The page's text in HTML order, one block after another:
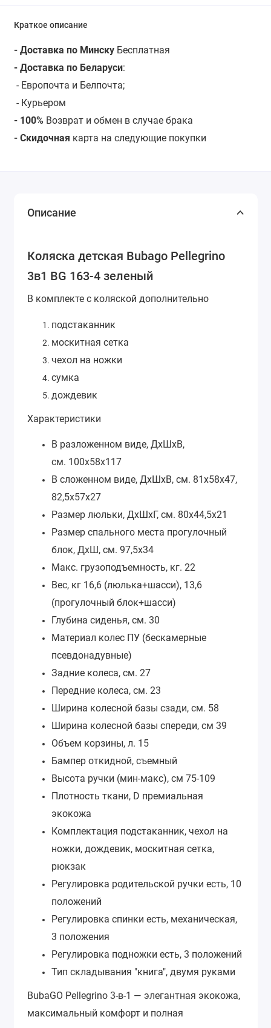
Краткое описание
- Доставка по МинскуБесплатная
- Доставка по Беларуси:
- Европочта и Белпочта;
- Курьером
- 100% Возврат и обмен в случае брака
- Скидочная карта на следующие покупки
Описание
Коляска детская Bubago Pellegrino
3в1 BG 163-4 зеленый
В комплекте с коляской дополнительно
подстаканник
москитная сетка
чехол на ножки
сумка
дождевик
Характеристики
В разложенном виде, ДхШхВ,
см. 100х58х117
В сложенном виде, ДхШхВ, см. 81х58х47,
82,5х57х27
Размер люльки, ДхШхГ, см. 80х44,5х21
Размер спального места прогулочный
блок, ДхШ, см. 97,5х34
Макс. грузоподъемность, кг. 22
Вес, кг 16,6 (люлька+шасси), 13,6
(прогулочный блок+шасси)
Глубина сиденья, см. 30
Материал колес ПУ (бескамерные
псевдонадувные)
Задние колеса, см. 27
Передние колеса, см. 23
Ширина колесной базы сзади, см. 58
Ширина колесной базы спереди, см 39
Объем корзины, л. 15
Бампер откидной, съемный
Высота ручки (мин-макс), см 75-109
Плотность ткани, D премиальная
экокожа
Комплектация подстаканник, чехол на
ножки, дождевик, москитная сетка,
рюкзак
Регулировка родительской ручки есть, 10
положений
Регулировка спинки есть, механическая,
3 положения
Регулировка подножки есть, 3 положений
Тип складывания "книга", двумя руками
BubaGO Pellegrino 3-в-1 — элегантная экокожа,
максимальный комфорт и полная